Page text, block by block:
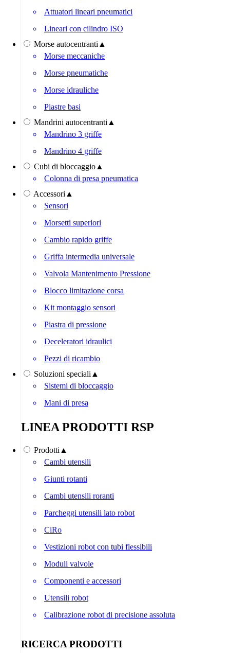
Attuatori lineari pneumatici
Lineari con cilindro ISO
Morse autocentranti ▲
Morse meccaniche
Morse pneumatiche
Morse idrauliche
Piastre basi
Mandrini autocentranti ▲
Mandrino 3 griffe
Mandrino 4 griffe
Cubi di bloccaggio ▲
Colonna di presa pneumatica
Accessori ▲
Sensori
Morsetti superiori
Cambio rapido griffe
Griffa intermedia universale
Valvola Mantenimento Pressione
Blocco limitazione corsa
Kit montaggio sensori
Piastra di pressione
Deceleratori idraulici
Pezzi di ricambio
Soluzioni speciali ▲
Sistemi di bloccaggio
Mani di presa
LINEA PRODOTTI RSP
Prodotti ▲
Cambi utensili
Giunti rotanti
Cambi utensili roranti
Parcheggi utensili lato robot
CiRo
Vestizioni robot con tubi flessibili
Moduli valvole
Componenti e accessori
Utensili robot
Calibrazione robot di precisione assoluta
RICERCA PRODOTTI